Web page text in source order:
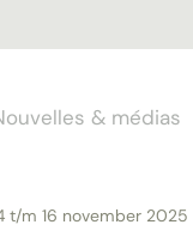
& médias
t/m 16 november 2025